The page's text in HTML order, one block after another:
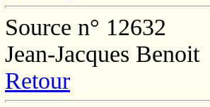
Source n° 12632
Jean-Jacques Benoit
Retour